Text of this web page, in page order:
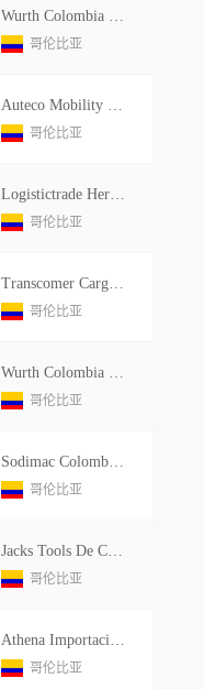
Wurth Colombia S.a.
哥伦比亚
Auteco Mobility S.a.s.
哥伦比亚
Logistictrade Herbie Importaci
哥伦比亚
Transcomer Cargo Sas
哥伦比亚
Wurth Colombia S.a.
哥伦比亚
Sodimac Colombia S.a.
哥伦比亚
Jacks Tools De Colombia Ltd.
哥伦比亚
Athena Importaciones Sas
哥伦比亚